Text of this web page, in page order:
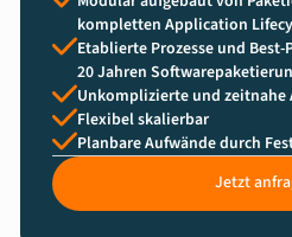
kompletten Application
Etablierte Prozesse und
20 Jahren
Unkomplizierte und zeitnahe
Flexibel skalierbar
Planbare Aufwände durch
Jetzt